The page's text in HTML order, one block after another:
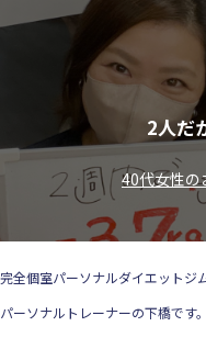
2人だ
40代女性の
完全個室パーソナルダイエットジ
パーソナルトレーナーの下橋です。